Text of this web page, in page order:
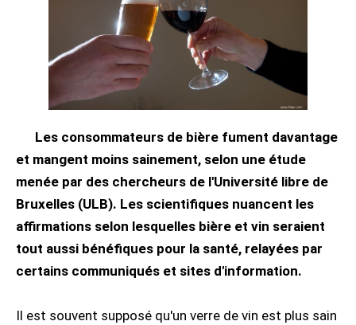
Les consommateurs de bière fument davantage
et mangent moins sainement, selon une étude
menée par des chercheurs de l'Université libre de
Bruxelles (ULB). Les scientifiques nuancent les
affirmations selon lesquelles bière et vin seraient
tout aussi bénéfiques pour la santé, relayées par
certains communiqués et sites d'information.
Il est souvent supposé qu'un verre de vin est plus sain